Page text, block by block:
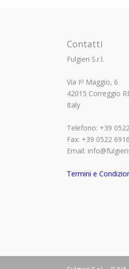
Contatti
Fulgieri S.r.l.
Via Iᴼ Maggio, 6
42015 Correggio
Italy
Telefono: +39
Fax: +39 0522
Email:
Termini e